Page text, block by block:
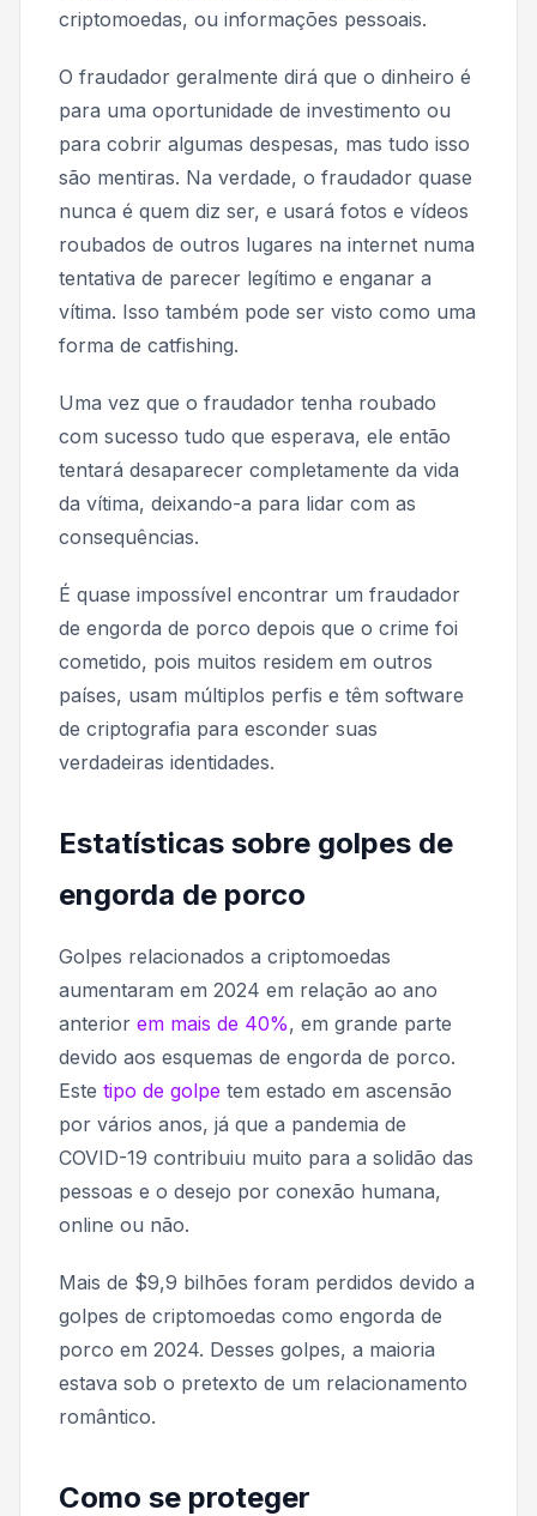
criptomoedas, ou informações pessoais.
O fraudador geralmente dirá que o dinheiro é
para uma oportunidade de investimento ou
para cobrir algumas despesas, mas tudo isso
são mentiras. Na verdade, o fraudador quase
nunca é quem diz ser, e usará fotos e vídeos
roubados de outros lugares na internet numa
tentativa de parecer legítimo e enganar a
vítima. Isso também pode ser visto como uma
forma de catfishing.
Uma vez que o fraudador tenha roubado
com sucesso tudo que esperava, ele então
tentará desaparecer completamente da vida
da vítima, deixando-a para lidar com as
consequências.
É quase impossível encontrar um fraudador
de engorda de porco depois que o crime foi
cometido, pois muitos residem em outros
países, usam múltiplos perfis e têm software
de criptografia para esconder suas
verdadeiras identidades.
Estatísticas sobre golpes de
engorda de porco
Golpes relacionados a criptomoedas
aumentaram em 2024 em relação ao ano
anterior em mais de 40%, em grande parte
devido aos esquemas de engorda de porco.
Este tipo de golpe tem estado em ascensão
por vários anos, já que a pandemia de
COVID-19 contribuiu muito para a solidão das
pessoas e o desejo por conexão humana,
online ou não.
Mais de $9,9 bilhões foram perdidos devido a
golpes de criptomoedas como engorda de
porco em 2024. Desses golpes, a maioria
estava sob o pretexto de um relacionamento
romântico.
Como se proteger